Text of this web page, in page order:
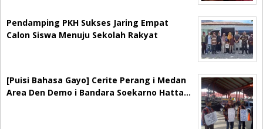
Pendamping PKH Sukses Jaring Empat
Calon Siswa Menuju Sekolah Rakyat
[Puisi Bahasa Gayo] Cerite Perang i Medan
Area Den Demo i Bandara Soekarno Hatta…